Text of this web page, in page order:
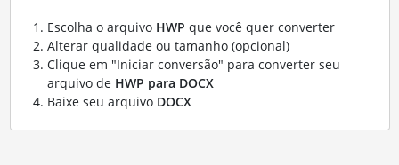
Escolha o arquivo HWP que você quer converter
Alterar qualidade ou tamanho (opcional)
Clique em "Iniciar conversão" para converter seu
arquivo de HWP para DOCX
Baixe seu arquivo DOCX